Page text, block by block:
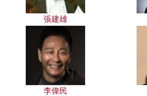
張建雄
李偉民